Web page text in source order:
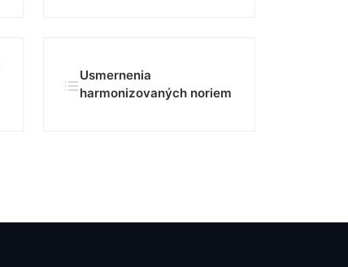
Usmernenia
harmonizovaných noriem